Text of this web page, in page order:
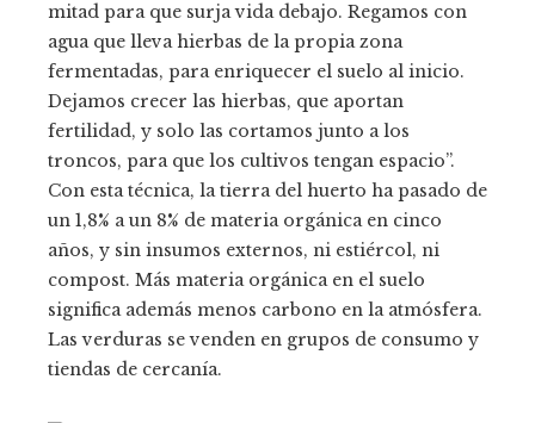
mitad para que surja vida debajo. Regamos con
agua que lleva hierbas de la propia zona
fermentadas, para enriquecer el suelo al inicio.
Dejamos crecer las hierbas, que aportan
fertilidad, y solo las cortamos junto a los
troncos, para que los cultivos tengan espacio”.
Con esta técnica, la tierra del huerto ha pasado de
un 1,8% a un 8% de materia orgánica en cinco
años, y sin insumos externos, ni estiércol, ni
compost. Más materia orgánica en el suelo
significa además menos carbono en la atmósfera.
Las verduras se venden en grupos de consumo y
tiendas de cercanía.